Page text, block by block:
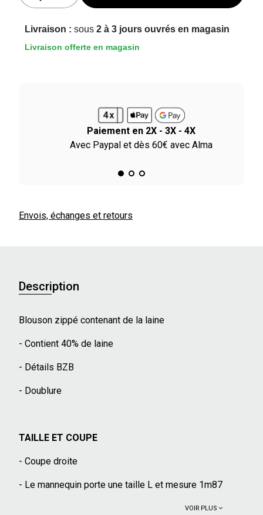
Livraison : sous 2 à 3 jours ouvrés en magasin
Livraison offerte en magasin
Paiement en 2X - 3X - 4X
Avec Paypal et dès 60€ avec Alma
Envois, échanges et retours
Description
Blouson zippé contenant de la laine
- Contient 40% de laine
- Détails BZB
- Doublure
TAILLE ET COUPE
- Coupe droite
- Le mannequin porte une taille L et mesure 1m87
VOIR PLUS